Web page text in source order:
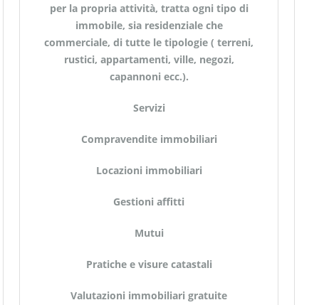
per la propria attività, tratta ogni tipo di
immobile, sia residenziale che
commerciale, di tutte le tipologie ( terreni,
rustici, appartamenti, ville, negozi,
capannoni ecc.).
Servizi
Compravendite immobiliari
Locazioni immobiliari
Gestioni affitti
Mutui
Pratiche e visure catastali
Valutazioni immobiliari gratuite